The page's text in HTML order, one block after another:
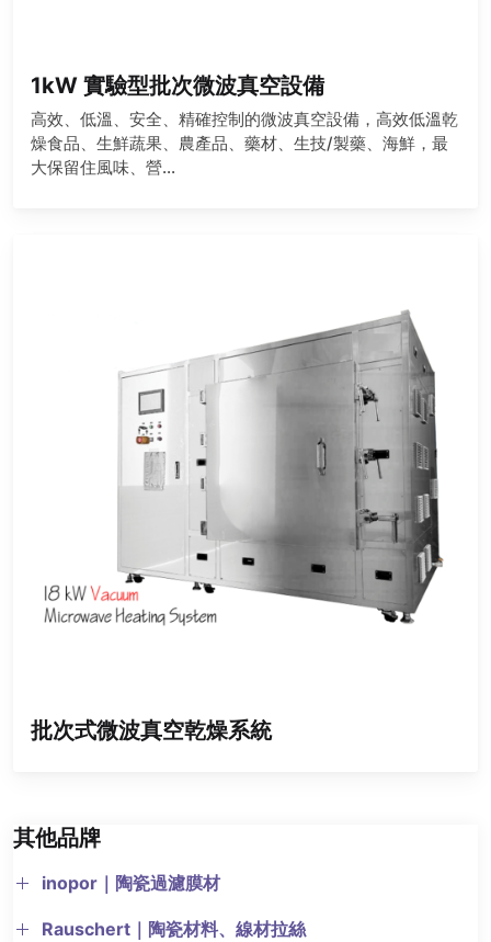
其他品牌
inopor｜陶瓷過濾膜材
Rauschert｜陶瓷材料、線材拉絲
1kW 實驗型批次微波真空設備
高效、低溫、安全、精確控制的微波真空設備，高效低溫乾
燥食品、生鮮蔬果、農產品、藥材、生技/製藥、海鮮，最
大保留住風味、營...
批次式微波真空乾燥系統